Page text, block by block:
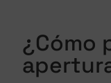
¿Cómo